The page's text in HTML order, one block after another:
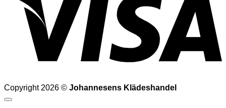
Copyright 2026 © Johannesens Klädeshandel